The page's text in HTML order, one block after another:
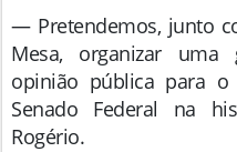
— Pretendemos, junto
Mesa, organizar uma
opinião pública para
Senado Federal na
Rogério.